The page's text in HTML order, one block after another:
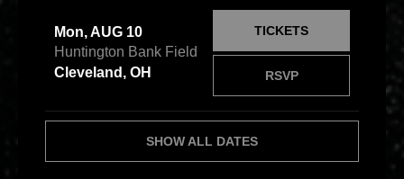
Mon, AUG 10
Huntington Bank Field
Cleveland, OH
RSVP
TICKETS
SHOW ALL DATES